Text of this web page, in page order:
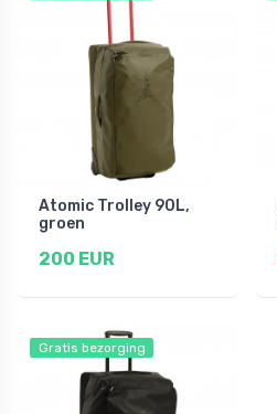
Atomic Trolley 90L,
groen
200 EUR
Gratis bezorging